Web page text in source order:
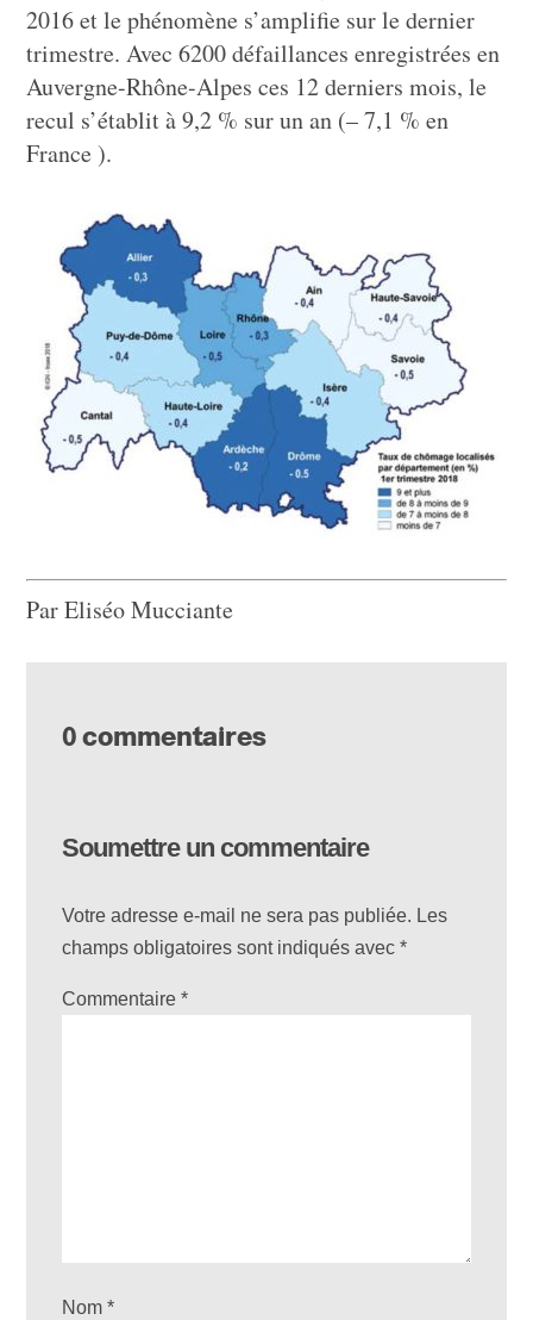
2016 et le phénomène s’amplifie sur le dernier
trimestre. Avec 6200 défaillances enregistrées en
Auvergne-Rhône-Alpes ces 12 derniers mois, le
recul s’établit à 9,2 % sur un an (– 7,1 % en
France ).
Par Eliséo Mucciante
0 commentaires
Soumettre un commentaire
Votre adresse e-mail ne sera pas publiée. Les
champs obligatoires sont indiqués avec*
Commentaire*
Nom*